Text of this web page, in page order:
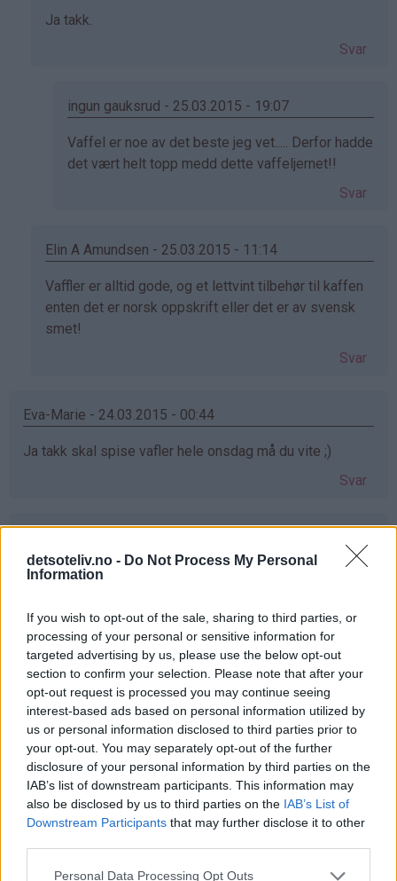
detsoteliv.no - Do Not Process My Personal
Information
If you wish to opt-out of the sale, sharing to third parties, or
processing of your personal or sensitive information for
targeted advertising by us, please use the below opt-out
section to confirm your selection. Please note that after your
opt-out request is processed you may continue seeing
interest-based ads based on personal information utilized by
us or personal information disclosed to third parties prior to
your opt-out. You may separately opt-out of the further
disclosure of your personal information by third parties on the
IAB’s list of downstream participants. This information may
also be disclosed by us to third parties on the IAB’s List of
Downstream Participants that may further disclose it to other
Personal Data Processing Opt Outs
Som
Henriette
bekreftet)
Ja takk.
Svar
ingun gauksrud - 25.03.2015 - 19:07
Som
svar
Blikfeldt
bekreftet)
Vaffel er noe av det beste jeg vet..... Derfor hadde
det vært helt topp medd dette vaffeljernet!!
Svar
Elin A Amundsen - 25.03.2015 - 11:14
Som
svar
på
bekreftet)
Vaffler er alltid gode, og et lettvint tilbehør til kaffen
enten det er norsk oppskrift eller det er av svensk
smet!
Svar
Eva-Marie - 24.03.2015 - 00:44
Ja takk skal spise vafler hele onsdag må du vite ;)
Svar
jaatakk
Liv Håland - 24.03.2015 - 00:45
Ja takk det hadde smakt fortreffelig :-)
Svar
Kjersti - 24.03.2015 - 00:46
Vafler <3
Svar